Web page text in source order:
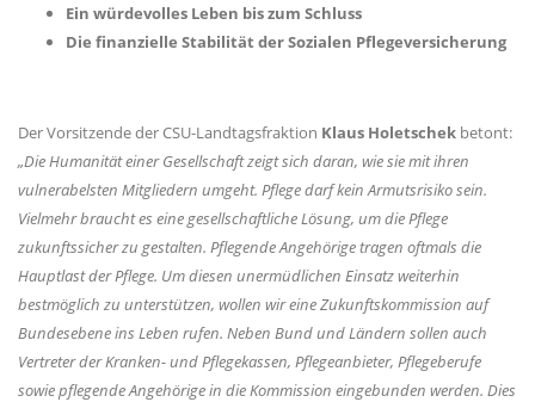
Ein würdevolles Leben bis zum Schluss
Die finanzielle Stabilität der Sozialen Pflegeversicherung
Der Vorsitzende der CSU-Landtagsfraktion Klaus Holetschek betont:
Die Humanität einer Gesellschaft zeigt sich daran, wie sie mit ihren
vulnerabelsten Mitgliedern umgeht. Pflege darf kein Armutsrisiko sein.
Vielmehr braucht es eine gesellschaftliche Lösung, um die Pflege
zukunftssicher zu gestalten. Pflegende Angehörige tragen oftmals die
Hauptlast der Pflege. Um diesen unermüdlichen Einsatz weiterhin
bestmöglich zu unterstützen, wollen wir eine Zukunftskommission auf
Bundesebene ins Leben rufen. Neben Bund und Ländern sollen auch
Vertreter der Kranken- und Pflegekassen, Pflegeanbieter, Pflegeberufe
sowie pflegende Angehörige in die Kommission eingebunden werden. Dies